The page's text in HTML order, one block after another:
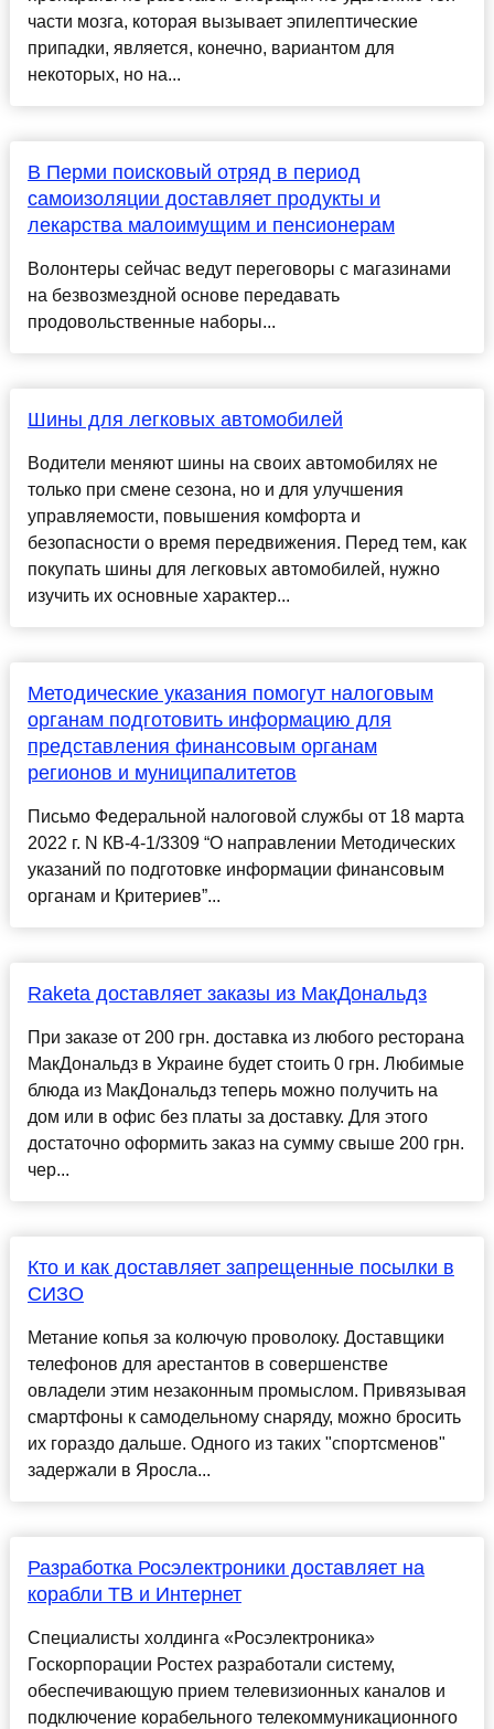
части мозга, которая вызывает эпилептические
припадки, является, конечно, вариантом для
некоторых, но на...
В Перми поисковый отряд в период
самоизоляции доставляет продукты и
лекарства малоимущим и пенсионерам
Волонтеры сейчас ведут переговоры с магазинами
на безвозмездной основе передавать
продовольственные наборы...
Шины для легковых автомобилей
Водители меняют шины на своих автомобилях не
только при смене сезона, но и для улучшения
управляемости, повышения комфорта и
безопасности о время передвижения. Перед тем, как
покупать шины для легковых автомобилей, нужно
изучить их основные характер...
Методические указания помогут налоговым
органам подготовить информацию для
представления финансовым органам
регионов и муниципалитетов
Письмо Федеральной налоговой службы от 18 марта
2022 г. N КВ-4-1/3309 “О направлении Методических
указаний по подготовке информации финансовым
органам и Критериев”...
Raketa доставляет заказы из МакДональдз
При заказе от 200 грн. доставка из любого ресторана
МакДональдз в Украине будет стоить 0 грн. Любимые
блюда из МакДональдз теперь можно получить на
дом или в офис без платы за доставку. Для этого
достаточно оформить заказ на сумму свыше 200 грн.
чер...
Кто и как доставляет запрещенные посылки в
СИЗО
Метание копья за колючую проволоку. Доставщики
телефонов для арестантов в совершенстве
овладели этим незаконным промыслом. Привязывая
смартфоны к самодельному снаряду, можно бросить
их гораздо дальше. Одного из таких "спортсменов"
задержали в Яросла...
Разработка Росэлектроники доставляет на
корабли ТВ и Интернет
Специалисты холдинга «Росэлектроника»
Госкорпорации Ростех разработали систему,
обеспечивающую прием телевизионных каналов и
подключение корабельного телекоммуникационного